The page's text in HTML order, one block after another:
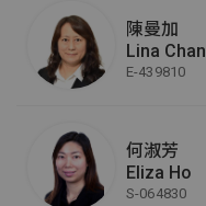
陳曼加
Lina Chan
E-439810
何淑芳
Eliza Ho
S-064830